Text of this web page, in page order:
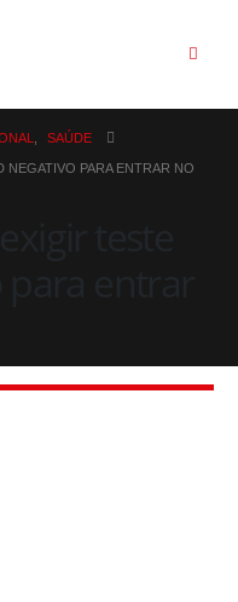
SAÚDE
NEGATIVO PARA ENTRAR NO